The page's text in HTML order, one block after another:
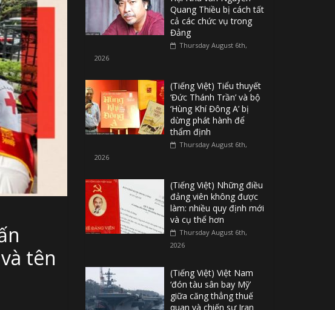
tên
Quang Thiều bị cách tất
cả các chức vụ trong
Đảng
Thursday August 6th,
2026
(Tiếng Việt) Tiểu thuyết
‘Đức Thánh Trần’ và bộ
‘Hùng Khí Đông A’ bị
dừng phát hành để
thẩm định
Thursday August 6th,
2026
(Tiếng Việt) Những điều
đảng viên không được
làm: nhiều quy định mới
và cụ thể hơn
Thursday August 6th,
2026
(Tiếng Việt) Việt Nam
‘đón tàu sân bay Mỹ’
giữa căng thẳng thuế
quan và chiến sự Iran